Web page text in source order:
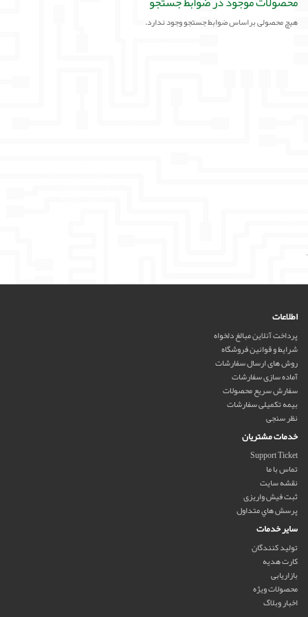
هیچ محصولی براساس ضوابط جستجو وجود ندارد.
'
اطلاعات
پرداخت آنلاین مبالغ دلخواه
شرایط و قوانین فروشگاه
روش های ارسال سفارشات
آماده سازی سفارشات
سفارش سریع محصولات
بیمه تکمیلی سفارشات
نظر سنجی
خدمات مشتریان
Support Ticket
تماس با ما
نقشه سایت
ثبت فیش واریزی
پرسش هاي متداول
سایر خدمات
تولید کنندگان
کارت هدیه
بازاریابی
محصولات ویژه
اخبار وبلاگ